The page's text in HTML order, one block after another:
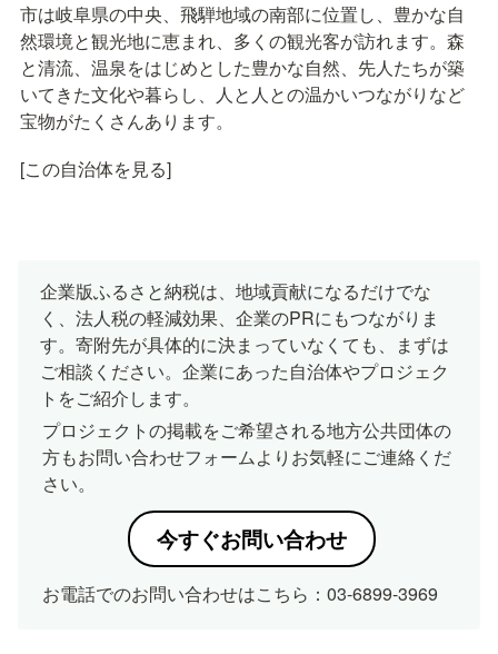
市は岐阜県の中央、飛騨地域の南部に位置し、豊かな自
然環境と観光地に恵まれ、多くの観光客が訪れます。森
と清流、温泉をはじめとした豊かな自然、先人たちが築
いてきた文化や暮らし、人と人との温かいつながりなど
宝物がたくさんあります。
[この自治体を見る]
企業版ふるさと納税は、地域貢献になるだけでな
く、法人税の軽減効果、企業のPRにもつながりま
す。寄附先が具体的に決まっていなくても、まずは
ご相談ください。企業にあった自治体やプロジェク
トをご紹介します。
プロジェクトの掲載をご希望される地方公共団体の
方もお問い合わせフォームよりお気軽にご連絡くだ
さい。
今すぐお問い合わせ
お電話でのお問い合わせはこちら：03-6899-3969